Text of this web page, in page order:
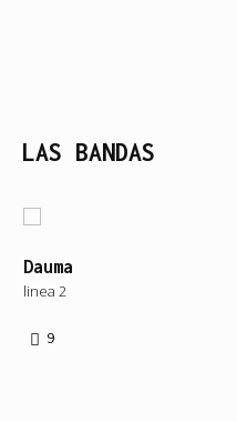
LAS BANDAS
Dauma
linea 2
9